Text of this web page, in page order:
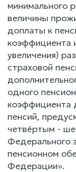
минимального
величины
доплаты к
коэффициента
увеличения)
страховой
одного
коэффициента
пенсий,
четвёртым -
Федерального
пенсионном
Федерации».